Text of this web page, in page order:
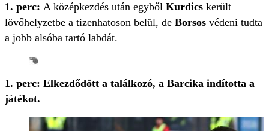
1. perc: A középkezdés után egyből Kurdics került
lövőhelyzetbe a tizenhatoson belül, de Borsos védeni tudta
a jobb alsóba tartó labdát.
1. perc: Elkezdődött a találkozó, a Barcika indította a
játékot.